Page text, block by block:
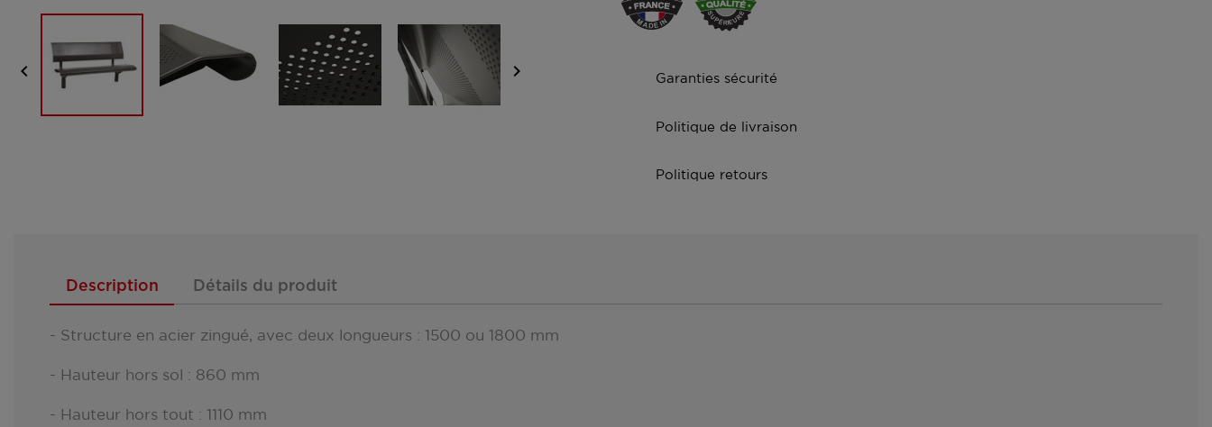
  Garanties sécurité
Politique de livraison
Politique retours
Description Détails du produit
- Structure en acier zingué, avec deux longueurs : 1500 ou 1800 mm
- Hauteur hors sol : 860 mm
- Hauteur hors tout : 1110 mm